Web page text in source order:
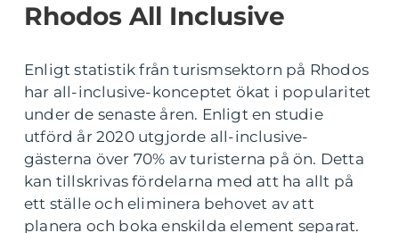
Rhodos All Inclusive
Enligt statistik från turismsektorn på Rhodos
har all-inclusive-konceptet ökat i popularitet
under de senaste åren. Enligt en studie
utförd år 2020 utgjorde all-inclusive-
gästerna över 70% av turisterna på ön. Detta
kan tillskrivas fördelarna med att ha allt på
ett ställe och eliminera behovet av att
planera och boka enskilda element separat.